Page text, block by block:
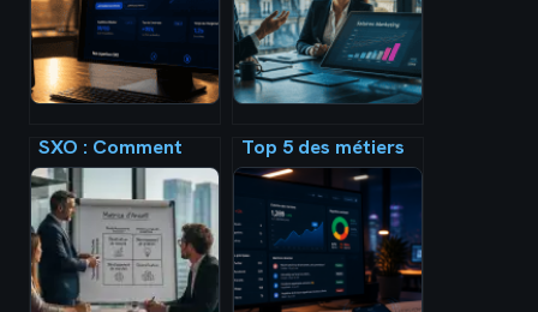
SXO : Comment
l’expérience
utilisateur booste
vos positions sur
Google
Top 5 des métiers
du marketing les
mieux payés :
salaires et
stratégies d’accès